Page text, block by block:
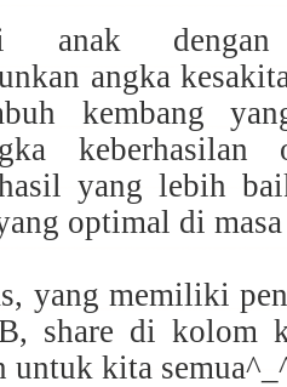
anak
angka
kembang
keberhasilan
yang lebih
optimal di
yang memiliki
share di kolom
untuk kita